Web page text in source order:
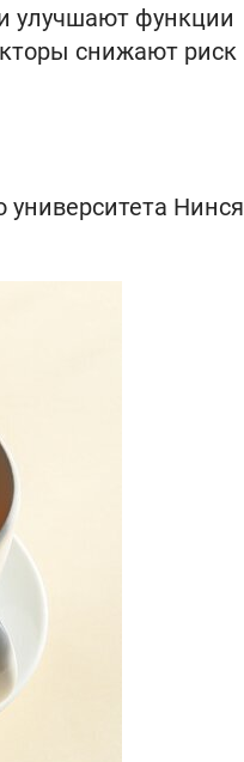
улучшают функции
снижают риск